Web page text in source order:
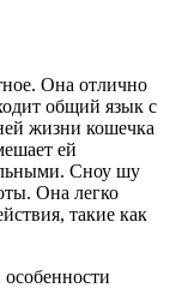
Она отлично
общий язык с
жизни кошечка
ей
Сноу шу
Она легко
такие как